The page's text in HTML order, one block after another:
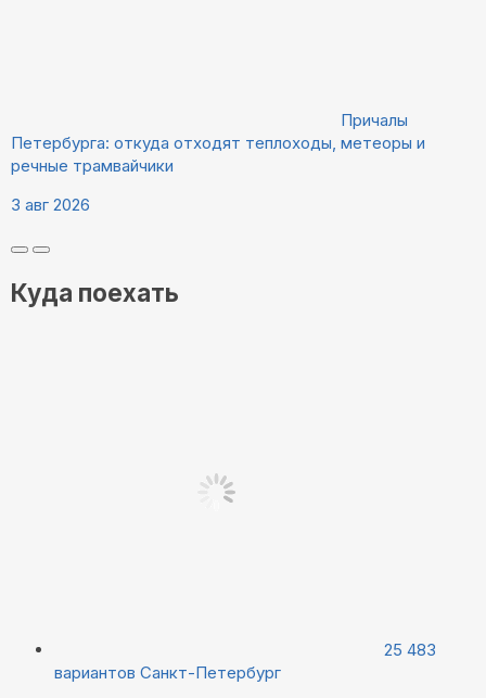
Причалы
Петербурга: откуда отходят теплоходы, метеоры и
речные трамвайчики
3 авг 2026
Куда поехать
25 483
вариантов Санкт-Петербург